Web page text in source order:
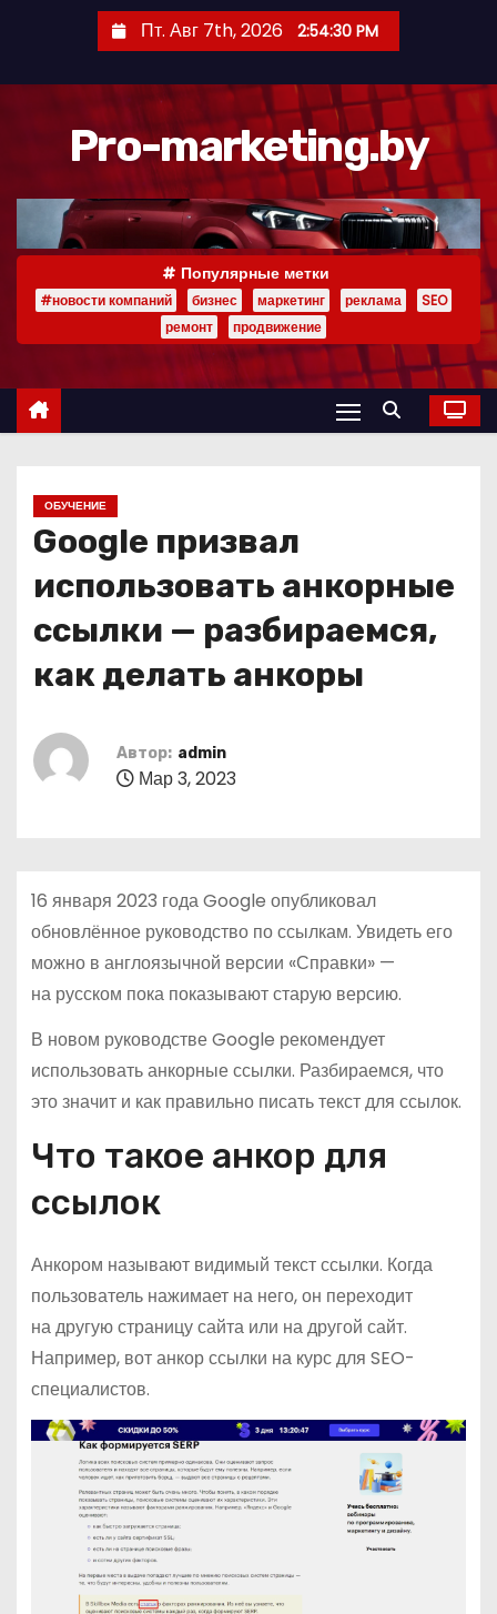
р
Пт. Авг 7th, 2026 2:54:31 PM
Pro-marketing.by
Популярные метки
#новости компаний бизнес маркетинг реклама
SEO
ремонт
продвижение
ОБУЧЕНИЕ
Google призвал
использовать анкорные
ссылки — разбираемся,
как делать анкоры
Автор: admin
Мар 3, 2023
16 января 2023 года Google опубликовал
обновлённое руководство по ссылкам. Увидеть его
можно в англоязычной версии «Справки» —
на русском пока показывают старую версию.
В новом руководстве Google рекомендует
использовать анкорные ссылки. Разбираемся, что
это значит и как правильно писать текст для ссылок.
Что такое анкор для
ссылок
Анкором называют видимый текст ссылки. Когда
пользователь нажимает на него, он переходит
на другую страницу сайта или на другой сайт.
Например, вот анкор ссылки на курс для SEO-
специалистов.